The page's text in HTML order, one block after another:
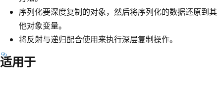
序列化要深度复制的对象，然后将序列化的数据还原到其
他对象变量。
将反射与递归配合使用来执行深层复制操作。
适用于